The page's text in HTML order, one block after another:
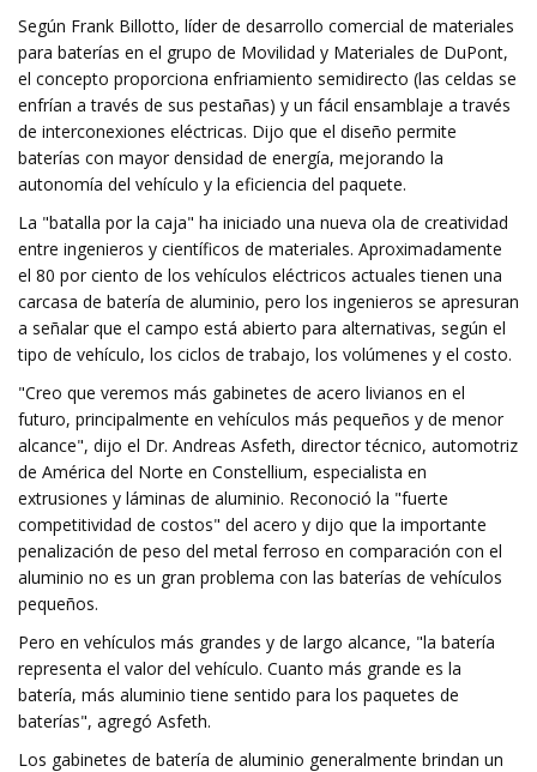
Según Frank Billotto, líder de desarrollo comercial de materiales
para baterías en el grupo de Movilidad y Materiales de DuPont,
el concepto proporciona enfriamiento semidirecto (las celdas se
enfrían a través de sus pestañas) y un fácil ensamblaje a través
de interconexiones eléctricas. Dijo que el diseño permite
baterías con mayor densidad de energía, mejorando la
autonomía del vehículo y la eficiencia del paquete.
La "batalla por la caja" ha iniciado una nueva ola de creatividad
entre ingenieros y científicos de materiales. Aproximadamente
el 80 por ciento de los vehículos eléctricos actuales tienen una
carcasa de batería de aluminio, pero los ingenieros se apresuran
a señalar que el campo está abierto para alternativas, según el
tipo de vehículo, los ciclos de trabajo, los volúmenes y el costo.
"Creo que veremos más gabinetes de acero livianos en el
futuro, principalmente en vehículos más pequeños y de menor
alcance", dijo el Dr. Andreas Asfeth, director técnico, automotriz
de América del Norte en Constellium, especialista en
extrusiones y láminas de aluminio. Reconoció la "fuerte
competitividad de costos" del acero y dijo que la importante
penalización de peso del metal ferroso en comparación con el
aluminio no es un gran problema con las baterías de vehículos
pequeños.
Pero en vehículos más grandes y de largo alcance, "la batería
representa el valor del vehículo. Cuanto más grande es la
batería, más aluminio tiene sentido para los paquetes de
baterías", agregó Asfeth.
Los gabinetes de batería de aluminio generalmente brindan un